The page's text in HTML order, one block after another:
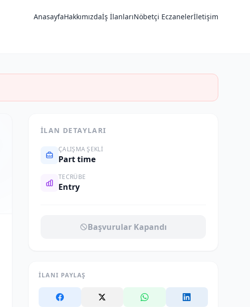
AnasayfaHakkımızdaİş İlanlarıNöbetçi Eczanelerİletişim
İLAN DETAYLARI
ÇALIŞMA ŞEKLI
Part time
TECRÜBE
Entry
Başvurular Kapandı
İLANI PAYLAŞ